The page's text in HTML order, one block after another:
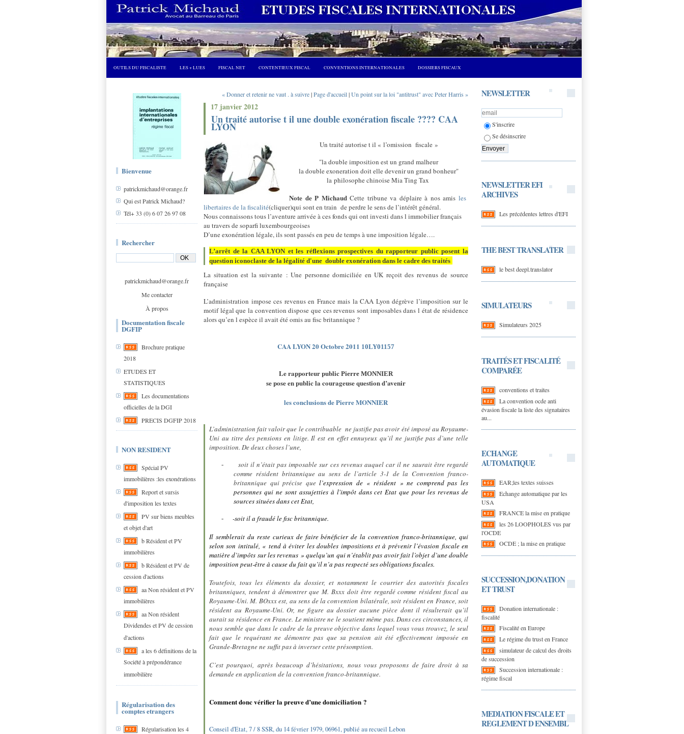
OUTILS DU FISCALISTE LES + LUES FISCAL NET CONTENTIEUX FISCAL CONVENTIONS INTERNATIONALES DOSSIERS FISCAUX
Bienvenue
patrickmichaud@orange.fr
Qui est Patrick Michaud?
Tél+ 33 (0) 6 07 26 97 08
Rechercher
patrickmichaud@orange.fr
Me contacter
À propos
Documentation fiscale
DGFIP
Brochure pratique
2018
ETUDES ET
STATISTIQUES
Les documentations
officielles de la DGI
PRECIS DGFIP 2018
NON RESIDENT
Spécial PV
immobilières :les exonérations
Report et sursis
d'imposition les textes
PV sur biens meubles
et objet d'art
b Résident et PV
immobilières
b Résident et PV de
cession d'actions
aa Non résident et PV
immobilières
aa Non résident
Dividendes et PV de cession
d'actions
a les 6 définitions de la
Société à prépondérance
immobilière
Régularisation des
comptes etrangers
Régularisation les 4
NEWSLETTER
S'inscrire
Se désinscrire
NEWSLETTER EFI
ARCHIVES
Les précédentes lettres d'EFI
THE BEST TRANSLATER
le best deepl.translator
SIMULATEURS
Simulateurs 2025
TRAITÉS ET FISCALITÉ
COMPARÉE
conventions et traites
La convention ocde anti
évasion fiscale la liste des signataires
au...
ECHANGE
AUTOMATIQUE
EAR;les textes suisses
Echange automatique par les
USA
FRANCE la mise en pratique
les 26 LOOPHOLES vus par
l'OCDE
OCDE ; la mise en pratique
SUCCESSION,DONATION
ET TRUST
Donation internationale :
fiscalité
Fiscalité en Europe
Le régime du trust en France
simulateur de calcul des droits
de succession
Succession internationale :
régime fiscal
MEDIATION FISCALE ET
REGLEMENT D ENSEMBL
« Donner et retenir ne vaut . à suivre|Page d'accueil|Un point sur la loi "antitrust" avec Peter Harris »
17 janvier 2012
Un traité autorise t il une double exonération fiscale ???? CAA
LYON
Un traité autorise t il « l’omission fiscale »
"la double imposition est un grand malheur
la double exoneration doit elle devenir un grand bonheur"
la philosophe chinoise Mia Ting Tax
Note de P MichaudCette tribune va déplaire à nos amisles
libertaires de la fiscalité(cliquer)qui sont en train de perdre le sens de l’intérêt général.
Nous connaissons tous l’aventure arrivée à ces fonds qui ont investi dans l immobilier français
au travers de soparfi luxembourgeoises
D’une exonération légale, ils sont passés en peu de temps à une imposition légale….
L’arrêt de la CAA LYON et les réflexions prospectives du rapporteur public posent la
question iconoclaste de la légalité d'une double exonération dans le cadre des traités
La situation est la suivante : Une personne domiciliée en UK reçoit des revenus de source
française
L’administration impose ces revenus en France mais la CAA Lyon dégrève l’imposition sur le
motif légal que la convention dispose que ces revenus sont imposables dans l état de résidence
alors qu’en l espèce il avait été omis au fisc britannique ?
CAA LYON 20 Octobre 2011 10LY01157
Le rapporteur public Pierre MONNIER
se pose en public la courageuse question d’avenir
les conclusions de Pierre MONNIER
L’administration fait valoir que le contribuable ne justifie pas avoir été imposé au Royaume-
Uni au titre des pensions en litige. Il est en effet ennuyeux qu’il ne justifie pas d’une telle
imposition. De deux choses l’une,
-
soit il n’était pas imposable sur ces revenus auquel car il ne saurait être regardé
comme résident britannique au sens de l’article 3-1 de la Convention franco-
britannique qui précise quel’expression de « résident » ne comprend pas les
personnes qui ne sont assujetties à l'impôt dans cet Etat que pour les revenus de
sources situées dans cet Etat,
- -soit il a fraudé le fisc britannique.
Il semblerait du reste curieux de faire bénéficier de la convention franco-britannique, qui
selon son intitulé, « tend à éviter les doubles impositions et à prévenir l’évasion fiscale en
matière d’impôts sur les revenus » quelqu’un qui n’établit pas avoir fait l’objet d’une double
imposition peut-être à cause du fait qu’il n’a pas respecté ses obligations fiscales.
Toutefois, tous les éléments du dossier, et notamment le courrier des autorités fiscales
britanniques, tendent à démontrer que M. Bxxx doit être regardé comme résident fiscal au
Royaume-Uni. M. BOxxx est, au sens de la convention bilatérale, soit résident en France, soit
résident au Royaume-Uni. Or, ne figure au dossier aucune pièce dont il résulterait qu’il
aurait sa résidence en France. Le ministre ne le soutient même pas. Dans ces circonstances, il
nous semble que dans le cadre de la preuve objective dans lequel vous vous trouvez, le seul
fait que le requérant ne démontre pas que sa pension ait été effectivement imposée en
Grande-Bretagne ne suffit pas à inverser cette présomption.
C’est pourquoi, après beaucoup d’hésitations, nous vous proposons de faire droit à sa
demande en application de la convention franco-britannique.
Comment donc vérifier la preuve d’une domiciliation ?
Conseil d'Etat, 7 / 8 SSR, du 14 février 1979, 06961, publié au recueil Lebon